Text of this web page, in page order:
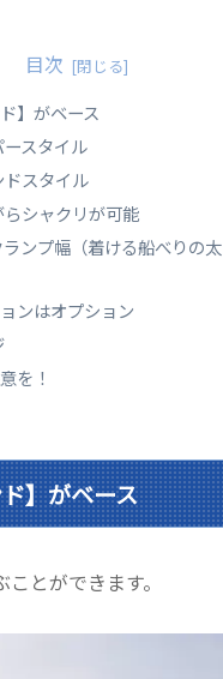
目次
】がベース
スタイル
スタイル
シャクリが可能
ンプ幅（着ける船べりの
ンはオプション
を！
】がベース
とができます。